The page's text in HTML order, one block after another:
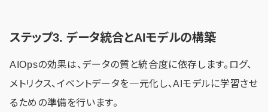
ステップ3. データ統合とAIモデルの構築
AIOpsの効果は、データの質と統合度に依存します。ログ、
メトリクス、イベントデータを一元化し、AIモデルに学習させ
るための準備を行います。